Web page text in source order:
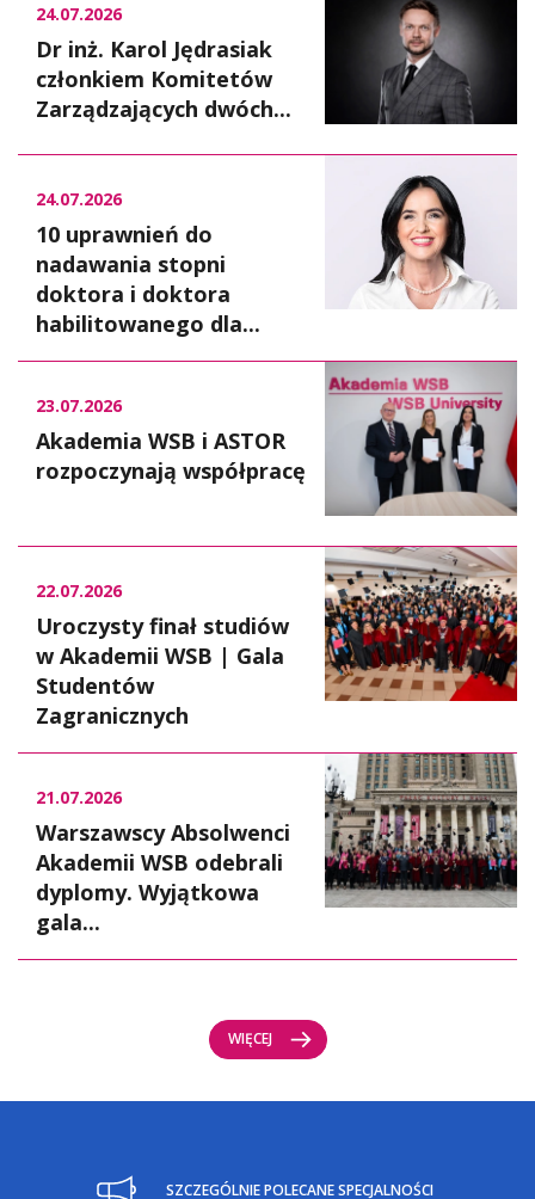
24.07.2026
Dr inż. Karol Jędrasiak
członkiem Komitetów
Zarządzających dwóch...
24.07.2026
10 uprawnień do
nadawania stopni
doktora i doktora
habilitowanego dla...
23.07.2026
Akademia WSB i ASTOR
rozpoczynają współpracę
22.07.2026
Uroczysty finał studiów
w Akademii WSB | Gala
Studentów
Zagranicznych
21.07.2026
Warszawscy Absolwenci
Akademii WSB odebrali
dyplomy. Wyjątkowa
gala...
WIĘCEJ
SZCZEGÓLNIE POLECANE SPECJALNOŚCI